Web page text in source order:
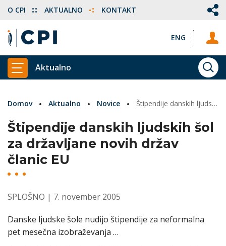
ENG
O CPI AKTUALNO KONTAKT
PRIKAŽI GLAVNI MENI
Aktualno
Domov Aktualno Novice Štipendije danskih ljudskih šol za državljane novih držav članic EU
Štipendije danskih ljudskih šol
za državljane novih držav
članic EU
SPLOŠNO | 7. november 2005
Danske ljudske šole nudijo štipendije za neformalna
pet mesečna izobraževanja …